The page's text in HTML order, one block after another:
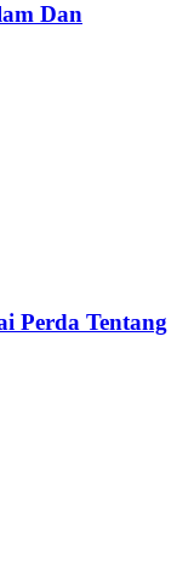
Dan
Perda Tentang